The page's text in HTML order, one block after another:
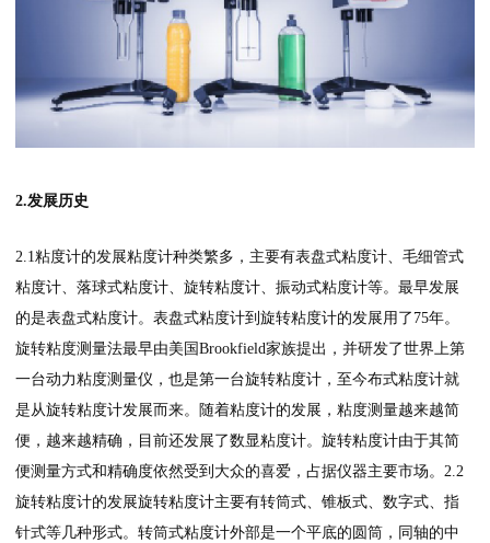
2.发展历史
2.1粘度计的发展粘度计种类繁多，主要有表盘式粘度计、毛细管式
粘度计、落球式粘度计、旋转粘度计、振动式粘度计等。最早发展
的是表盘式粘度计。表盘式粘度计到旋转粘度计的发展用了75年。
旋转粘度测量法最早由美国Brookfield家族提出，并研发了世界上第
一台动力粘度测量仪，也是第一台旋转粘度计，至今布式粘度计就
是从旋转粘度计发展而来。随着粘度计的发展，粘度测量越来越简
便，越来越精确，目前还发展了数显粘度计。旋转粘度计由于其简
便测量方式和精确度依然受到大众的喜爱，占据仪器主要市场。2.2
旋转粘度计的发展旋转粘度计主要有转筒式、锥板式、数字式、指
针式等几种形式。转筒式粘度计外部是一个平底的圆筒，同轴的中